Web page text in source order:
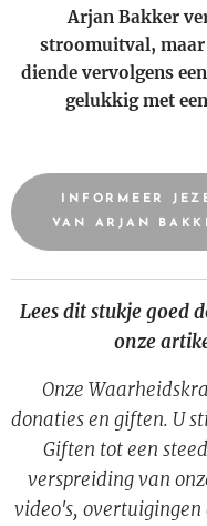
Arjan Bakker
stroomuitval, maar
diende vervolgens
gelukkig met
INFORMEER
VAN ARJAN
Lees dit stukje goed
onze
Onze
donaties en giften. U
Giften tot een
verspreiding van
video's, overtuigingen